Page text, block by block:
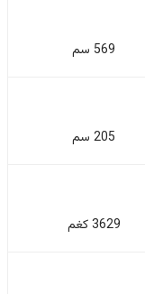
569 سم
205 سم
3629 كغم